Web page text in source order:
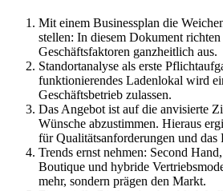
Mit einem Businessplan die
stellen: In diesem Dokument
Geschäftsfaktoren ganzheitlich aus.
Standortanalyse als erste
funktionierendes Ladenlokal wird
Geschäftsbetrieb zulassen.
Das Angebot ist auf die anvisierte
Wünsche abzustimmen. Hieraus
für Qualitätsanforderungen und das
Trends ernst nehmen: Second
Boutique und hybride
mehr, sondern prägen den Markt.